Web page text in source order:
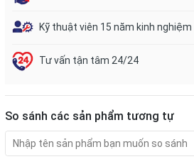
Kỹ thuật viên 15 năm kinh nghiệm
Tư vấn tận tâm 24/24
So sánh các sản phẩm tương tự